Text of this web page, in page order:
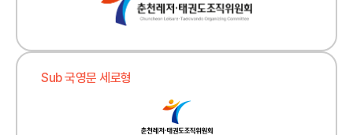
Sub 국영문 세로형